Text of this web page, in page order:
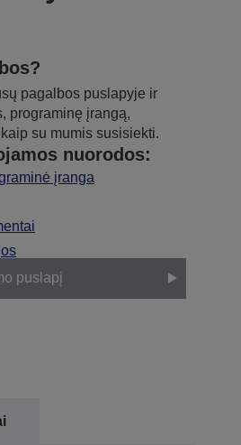
pagalbos puslapyje ir
programinę įrangą,
su mumis susisiekti.
nuorodos:
įranga
puslapį